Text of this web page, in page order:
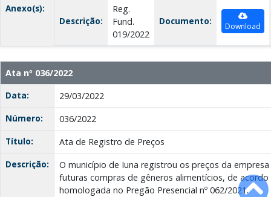
Anexo(s):
Descrição:
Reg.
Fund.
019/2022
Documento: Download
Ata nº 036/2022
Data:
29/03/2022
Número:
036/2022
Título:
Ata de Registro de Preços
Descrição:
O município de Iuna registrou os preços da empresa
futuras compras de gêneros alimentícios, de
homologada no Pregão Presencial nº 062/2021.